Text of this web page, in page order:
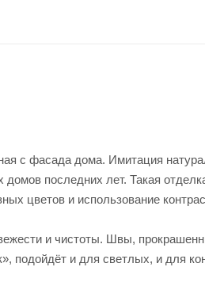
с фасада дома. Имитация
последних лет. Такая
цветов и использование
и чистоты. Швы,
подойдёт и для светлых, и для